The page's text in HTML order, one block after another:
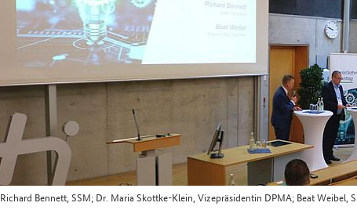
Richard Bennett, SSM; Dr. Maria Skottke-Klein, Vizepräsidentin DPMA; Beat Weibel,